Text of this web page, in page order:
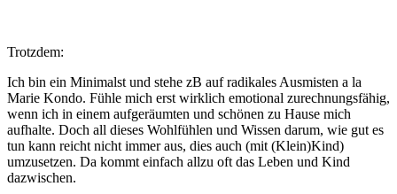
Trotzdem:
Ich bin ein Minimalst und stehe zB auf radikales Ausmisten a la
Marie Kondo. Fühle mich erst wirklich emotional zurechnungsfähig,
wenn ich in einem aufgeräumten und schönen zu Hause mich
aufhalte. Doch all dieses Wohlfühlen und Wissen darum, wie gut es
tun kann reicht nicht immer aus, dies auch (mit (Klein)Kind)
umzusetzen. Da kommt einfach allzu oft das Leben und Kind
dazwischen.